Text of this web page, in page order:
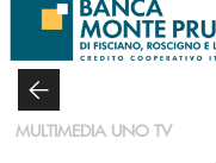
Salta al contenuto principale
MULTIMEDIA UNO TV